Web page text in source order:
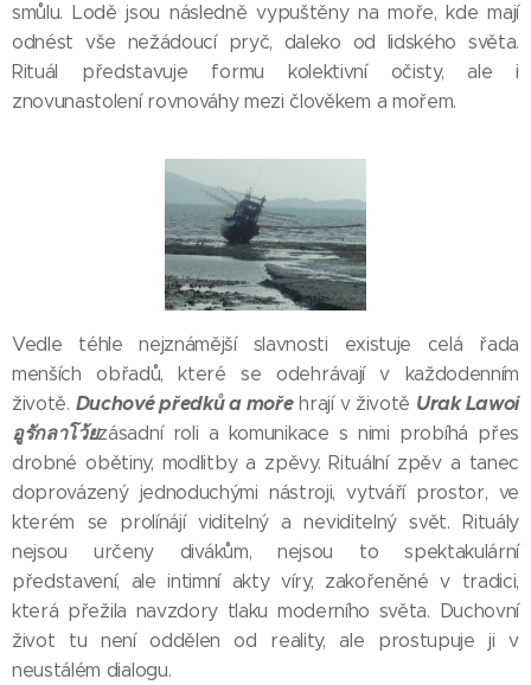
smůlu. Lodě jsou následně vypuštěny na moře, kde mají
odnést vše nežádoucí pryč, daleko od lidského světa.
Rituál představuje formu kolektivní očisty, ale i
znovunastolení rovnováhy mezi člověkem a mořem.
Vedle téhle nejznámější slavnosti existuje celá řada
menších obřadů, které se odehrávají v každodenním
životě. Duchové předků a mořehrají v životě Urak Lawoi
อูรักลาโว้ยzásadní roli a komunikace s nimi probíhá přes
drobné obětiny, modlitby a zpěvy. Rituální zpěv a tanec
doprovázený jednoduchými nástroji, vytváří prostor, ve
kterém se prolínájí viditelný a neviditelný svět. Rituály
nejsou určeny divákům, nejsou to spektakulární
představení, ale intimní akty víry, zakořeněné v tradici,
která přežila navzdory tlaku moderního světa. Duchovní
život tu není oddělen od reality, ale prostupuje ji v
neustálém dialogu.